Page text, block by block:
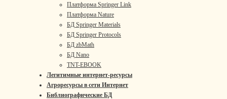
Платформа Springer Link
Платформа Nature
БД Springer Materials
БД Springer Protocols
БД zbMath
БД Nano
TNT-EBOOK
Легитимные интернет-ресурсы
Агроресурсы в сети Интернет
Библиографические БД